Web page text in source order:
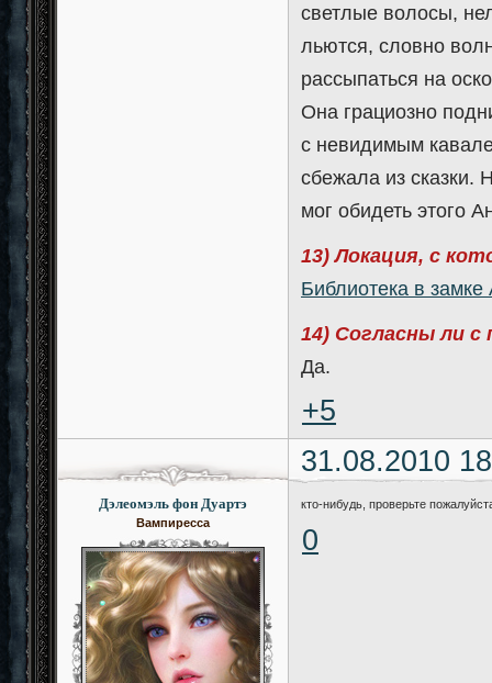
светлые волосы,
льются, словно
рассыпаться на
Она грациозно
с невидимым
сбежала из сказки.
мог обидеть этого
13) Локация, с
Библиотека в замке
14) Согласны ли с
Да.
+5
31.08.2010
Дэлеомэль фон Дуартэ
Вампиресса
кто-нибудь, проверьте
0